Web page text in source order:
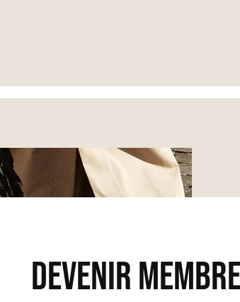
devenir membre